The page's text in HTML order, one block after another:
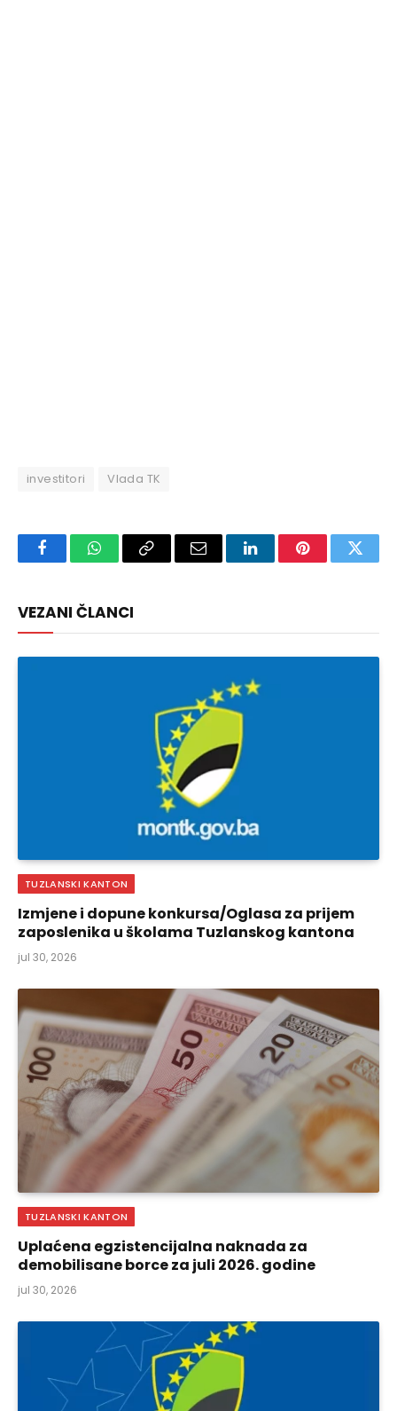
investitori Vlada TK
FacebookWhatsAppCopy
Email LinkedInPinterest
VEZANI ČLANCI
TUZLANSKI KANTON
Izmjene i dopune konkursa/Oglasa za prijem
zaposlenika u školama Tuzlanskog kantona
jul 30, 2026
TUZLANSKI KANTON
Uplaćena egzistencijalna naknada za
demobilisane borce za juli 2026. godine
jul 30, 2026